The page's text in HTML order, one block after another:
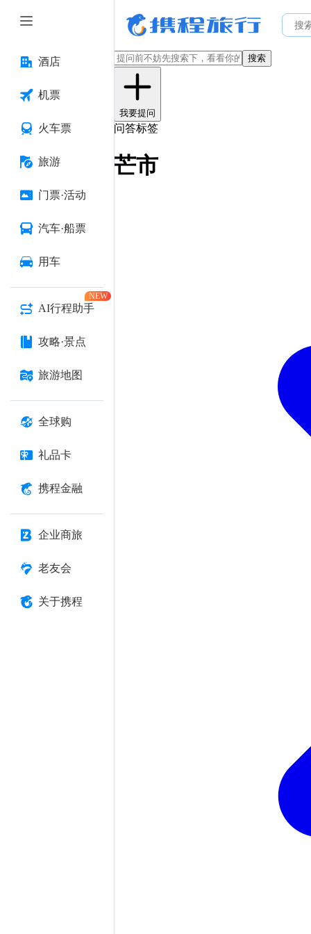
酒店
机票
火车票
旅游
门票·活动
汽车·船票
用车
AI行程助手
NEW
攻略·景点
旅游地图
全球购
礼品卡
携程金融
企业商旅
老友会
关于携程
搜索
我要提问
问答标签
芒市